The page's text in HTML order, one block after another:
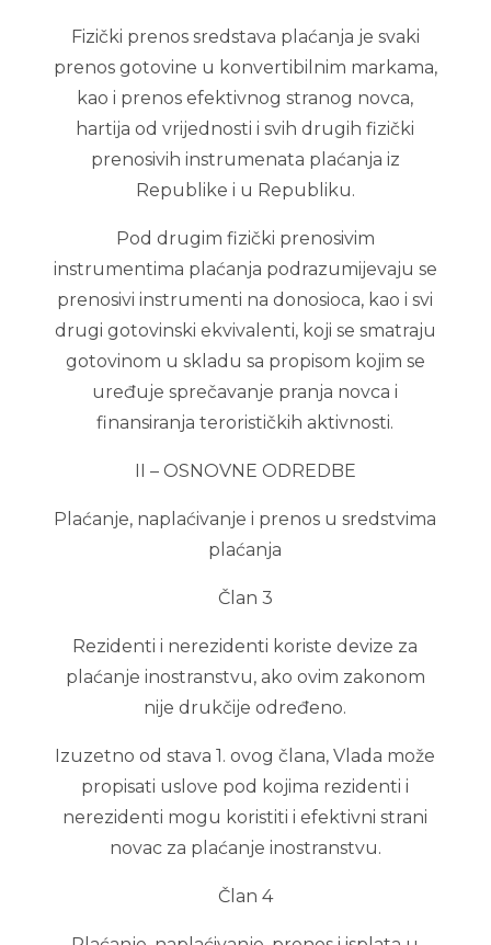
Fizički prenos sredstava plaćanja je svaki
prenos gotovine u konvertibilnim markama,
kao i prenos efektivnog stranog novca,
hartija od vrijednosti i svih drugih fizički
prenosivih instrumenata plaćanja iz
Republike i u Republiku.
Pod drugim fizički prenosivim
instrumentima plaćanja podrazumijevaju se
prenosivi instrumenti na donosioca, kao i svi
drugi gotovinski ekvivalenti, koji se smatraju
gotovinom u skladu sa propisom kojim se
uređuje sprečavanje pranja novca i
finansiranja terorističkih aktivnosti.
II – OSNOVNE ODREDBE
Plaćanje, naplaćivanje i prenos u sredstvima
plaćanja
Član 3
Rezidenti i nerezidenti koriste devize za
plaćanje inostranstvu, ako ovim zakonom
nije drukčije određeno.
Izuzetno od stava 1. ovog člana, Vlada može
propisati uslove pod kojima rezidenti i
nerezidenti mogu koristiti i efektivni strani
novac za plaćanje inostranstvu.
Član 4